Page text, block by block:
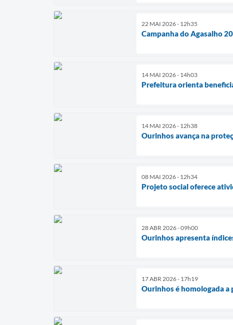
22 MAI 2026 - 12h35
Campanha do Agasalho
14 MAI 2026 - 14h03
Prefeitura orienta
14 MAI 2026 - 12h38
Ourinhos avança na
08 MAI 2026 - 12h34
Projeto social oferece
28 ABR 2026 - 09h00
Ourinhos apresenta
17 ABR 2026 - 17h19
Ourinhos é homologada a